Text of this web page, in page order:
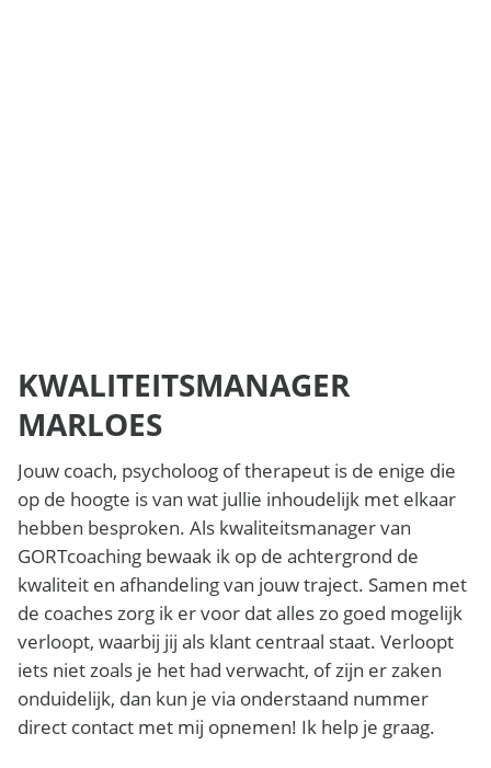
KWALITEITSMANAGER
MARLOES
Jouw coach, psycholoog of therapeut is de enige die
op de hoogte is van wat jullie inhoudelijk met elkaar
hebben besproken. Als kwaliteitsmanager van
GORTcoaching bewaak ik op de achtergrond de
kwaliteit en afhandeling van jouw traject. Samen met
de coaches zorg ik er voor dat alles zo goed mogelijk
verloopt, waarbij jij als klant centraal staat. Verloopt
iets niet zoals je het had verwacht, of zijn er zaken
onduidelijk, dan kun je via onderstaand nummer
direct contact met mij opnemen! Ik help je graag.